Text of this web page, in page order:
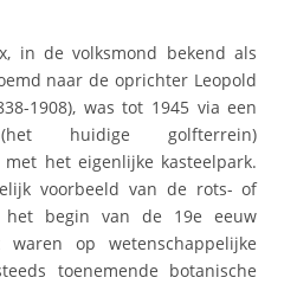
in de volksmond bekend als
naar de oprichter Leopold
1908), was tot 1945 via een
(het huidige golfterrein)
het eigenlijke kasteelpark.
voorbeeld van de rots- of
begin van de 19e eeuw
op wetenschappelijke
toenemende botanische